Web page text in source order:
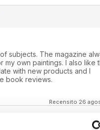
subjects. The magazine
my own paintings. I also like
with new products and I
book reviews.
Recensito 26